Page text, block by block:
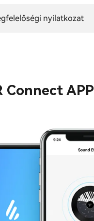
nyilatkozat
Connect APP